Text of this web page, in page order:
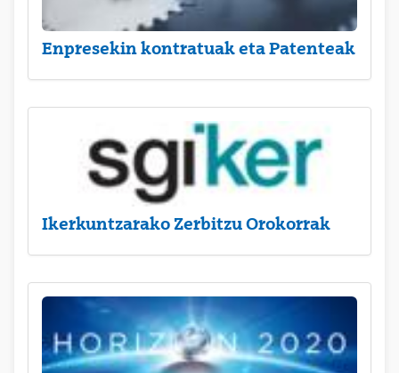
Enpresekin kontratuak eta Patenteak
Ikerkuntzarako Zerbitzu Orokorrak